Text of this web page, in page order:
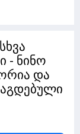
- ნინო
და